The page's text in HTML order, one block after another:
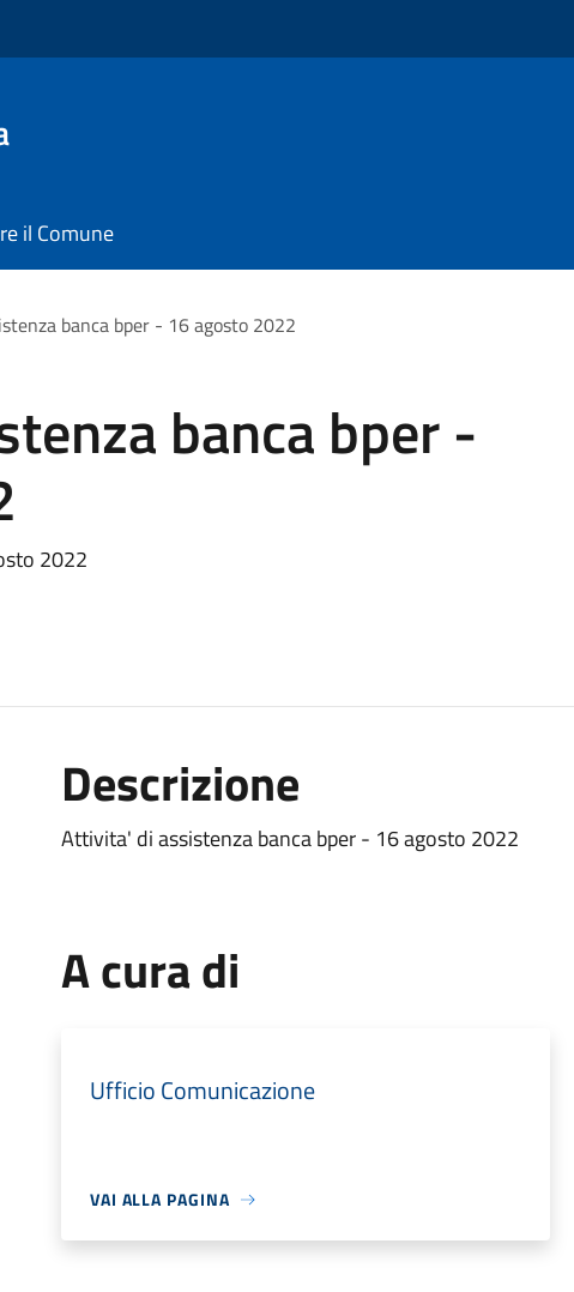
il Comune
banca bper - 16 agosto 2022
banca bper -
2022
Descrizione
Attivita' di assistenza banca bper - 16 agosto 2022
A cura di
Ufficio Comunicazione
VAI ALLA PAGINA